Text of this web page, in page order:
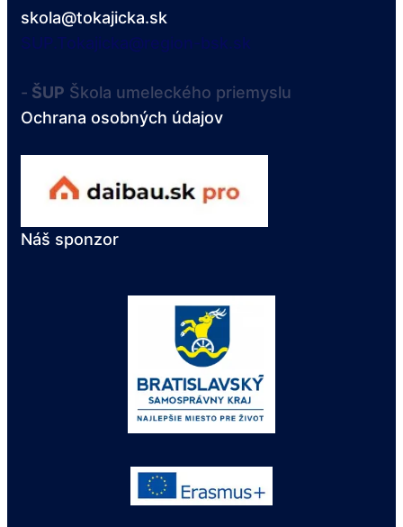
skola@tokajicka.sk
SUP.Tokajicka@region-bsk.sk
- ŠUP Škola umeleckého priemyslu
Ochrana osobných údajov
Náš sponzor